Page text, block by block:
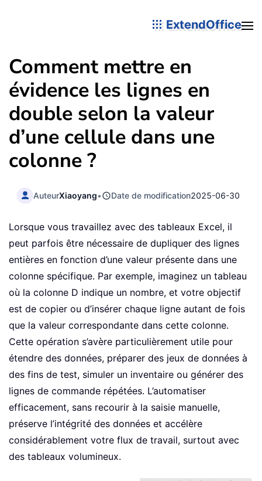
ExtendOffice
Comment mettre en
évidence les lignes en
double selon la valeur
d’une cellule dans une
colonne ?
AuteurXiaoyang• Date de modification2025-06-30
Lorsque vous travaillez avec des tableaux Excel, il
peut parfois être nécessaire de dupliquer des lignes
entières en fonction d’une valeur présente dans une
colonne spécifique. Par exemple, imaginez un tableau
où la colonne D indique un nombre, et votre objectif
est de copier ou d’insérer chaque ligne autant de fois
que la valeur correspondante dans cette colonne.
Cette opération s’avère particulièrement utile pour
étendre des données, préparer des jeux de données à
des fins de test, simuler un inventaire ou générer des
lignes de commande répétées. L’automatiser
efficacement, sans recourir à la saisie manuelle,
préserve l’intégrité des données et accélère
considérablement votre flux de travail, surtout avec
des tableaux volumineux.